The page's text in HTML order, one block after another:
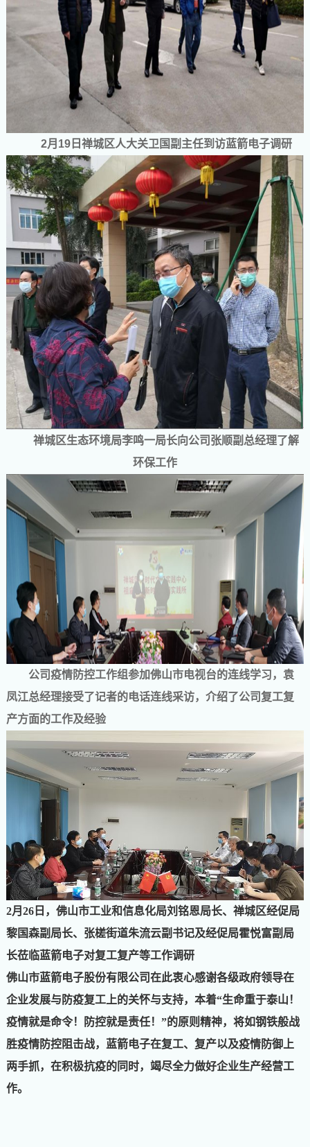
2月 19日禅城区人大关卫国副主任到访蓝箭电子调研
禅城区生态环境局李鸣一局长向公司张顺副总经理了解
环保工作
公司疫情防控工作组参加佛山市电视台的连线学习，袁
凤江总经理接受了记者的电话连线采访，介绍了公司复工复
产方面的工作及经验
2月26日，佛山市工业和信息化局刘铭恩局长、禅城区经促局
黎国森副局长、张槎街道朱流云副书记及经促局霍悦富副局
长莅临蓝箭电子对复工复产等工作调研
佛山市蓝箭电子股份有限公司在此衷心感谢各级政府领导在
企业发展与防疫复工上的关怀与支持，本着“生命重于泰山！
疫情就是命令！防控就是责任！”的原则精神，将如钢铁般战
胜疫情防控阻击战，蓝箭电子在复工、复产以及疫情防御上
两手抓，在积极抗疫的同时，竭尽全力做好企业生产经营工
作。